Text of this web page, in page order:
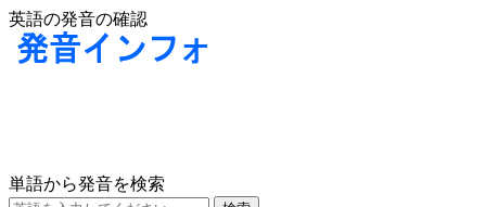
英語の発音の確認
単語から発音を検索